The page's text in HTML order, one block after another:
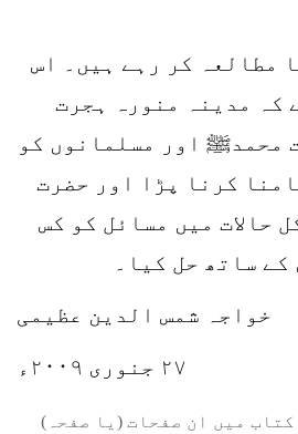
مطالعہ کر رہے ہیں۔ اس
کہ مدینہ منورہ ہجرت
محمدﷺ اور مسلمانوں کو
کرنا پڑا اور حضرت
حالات میں مسائل کو کس
ساتھ حل کیا۔
خواجہ شمس الدین عظیمی
۲۷ جنوری ۲۰۰۹ء
میں ان صفحات (یا صفحہ)